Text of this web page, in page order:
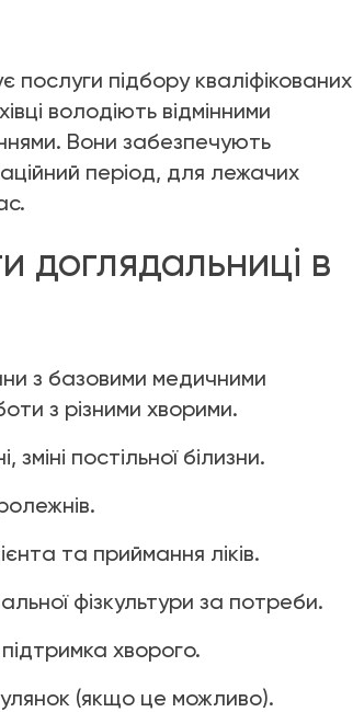
послуги підбору кваліфікованих
володіють відмінними
Вони забезпечують
період, для лежачих
доглядальниці в
з базовими медичними
з різними хворими.
зміні постільної білизни.
та приймання ліків.
фізкультури за потреби.
хворого.
(якщо це можливо).